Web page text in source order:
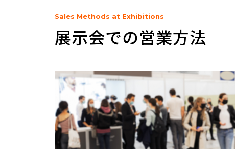
Sales Methods at Exhibitions
展示会での営業方法